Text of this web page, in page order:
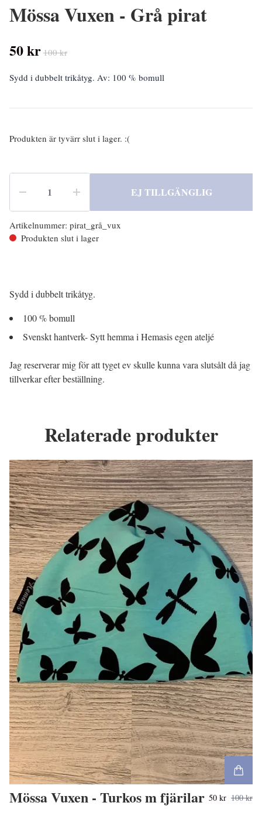
Mössa Vuxen - Grå pirat
50 kr 100 kr
Sydd i dubbelt trikåtyg. Av: 100 % bomull
Produkten är tyvärr slut i lager. :(
EJ TILLGÄNGLIG
Artikelnummer: pirat_grå_vux
Produkten slut i lager
Sydd i dubbelt trikåtyg.
100 % bomull
Svenskt hantverk- Sytt hemma i Hemasis egen ateljé
Jag reserverar mig för att tyget ev skulle kunna vara slutsålt då jag
tillverkar efter beställning.
Relaterade produkter
Mössa Vuxen - Turkos m fjärilar 50 kr 100 kr